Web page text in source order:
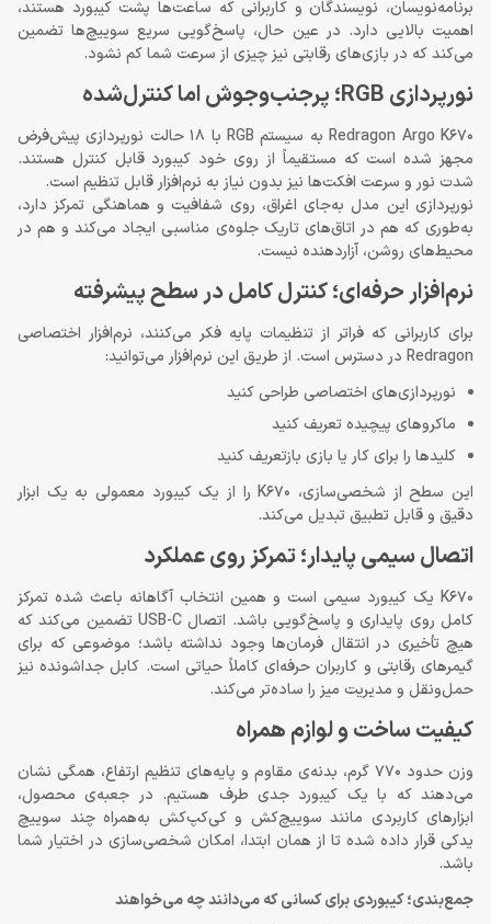
برنامه‌نویسان، نویسندگان و کاربرانی که ساعت‌ها پشت کیبورد هستند،
اهمیت بالایی دارد. در عین حال، پاسخ‌گویی سریع سوییچ‌ها تضمین
می‌کند که در بازی‌های رقابتی نیز چیزی از سرعت شما کم نشود.
نورپردازی RGB؛ پرجنب‌وجوش اما کنترل‌شده
Redragon Argo K670 به سیستم RGB با 18 حالت نورپردازی پیش‌فرض
مجهز شده است که مستقیماً از روی خود کیبورد قابل کنترل هستند.
شدت نور و سرعت افکت‌ها نیز بدون نیاز به نرم‌افزار قابل تنظیم است.
نورپردازی این مدل به‌جای اغراق، روی شفافیت و هماهنگی تمرکز دارد،
به‌طوری که هم در اتاق‌های تاریک جلوه‌ی مناسبی ایجاد می‌کند و هم در
محیط‌های روشن، آزاردهنده نیست.
نرم‌افزار حرفه‌ای؛ کنترل کامل در سطح پیشرفته
برای کاربرانی که فراتر از تنظیمات پایه فکر می‌کنند، نرم‌افزار اختصاصی
Redragon در دسترس است. از طریق این نرم‌افزار می‌توانید:
نورپردازی‌های اختصاصی طراحی کنید
ماکروهای پیچیده تعریف کنید
کلیدها را برای کار یا بازی بازتعریف کنید
این سطح از شخصی‌سازی، K670 را از یک کیبورد معمولی به یک ابزار
دقیق و قابل تطبیق تبدیل می‌کند.
اتصال سیمی پایدار؛ تمرکز روی عملکرد
K670 یک کیبورد سیمی است و همین انتخاب آگاهانه باعث شده تمرکز
کامل روی پایداری و پاسخ‌گویی باشد. اتصال USB-C تضمین می‌کند که
هیچ تأخیری در انتقال فرمان‌ها وجود نداشته باشد؛ موضوعی که برای
گیمرهای رقابتی و کاربران حرفه‌ای کاملاً حیاتی است. کابل جداشونده نیز
حمل‌ونقل و مدیریت میز را ساده‌تر می‌کند.
کیفیت ساخت و لوازم همراه
وزن حدود 770 گرم، بدنه‌ی مقاوم و پایه‌های تنظیم ارتفاع، همگی نشان
می‌دهند که با یک کیبورد جدی طرف هستیم. در جعبه‌ی محصول،
ابزارهای کاربردی مانند سوییچ‌کش و کی‌کپ‌کش به‌همراه چند سوییچ
یدکی قرار داده شده تا از همان ابتدا، امکان شخصی‌سازی در اختیار شما
باشد.
جمع‌بندی؛ کیبوردی برای کسانی که می‌دانند چه می‌خواهند